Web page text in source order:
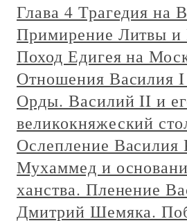
Глава 4 Трагедия на
Примирение Литвы
Поход Едигея на
Отношения Василия
Орды. Василий II и
великокняжеский
Ослепление Василия
Мухаммед и
ханства. Пленение
Дмитрий Шемяка.